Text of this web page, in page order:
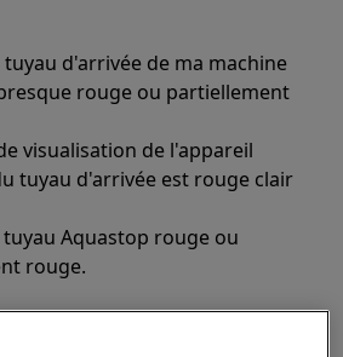
tuyau d'arrivée de ma machine
rouge ou partiellement
visualisation de l'appareil
tuyau d'arrivée est rouge clair
Aquastop rouge ou
rouge.